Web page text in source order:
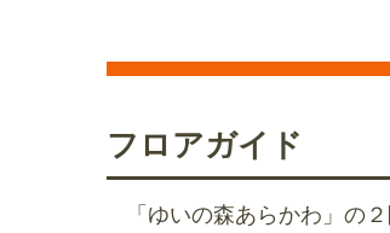
フロアガイド
「ゆいの森あらかわ」の